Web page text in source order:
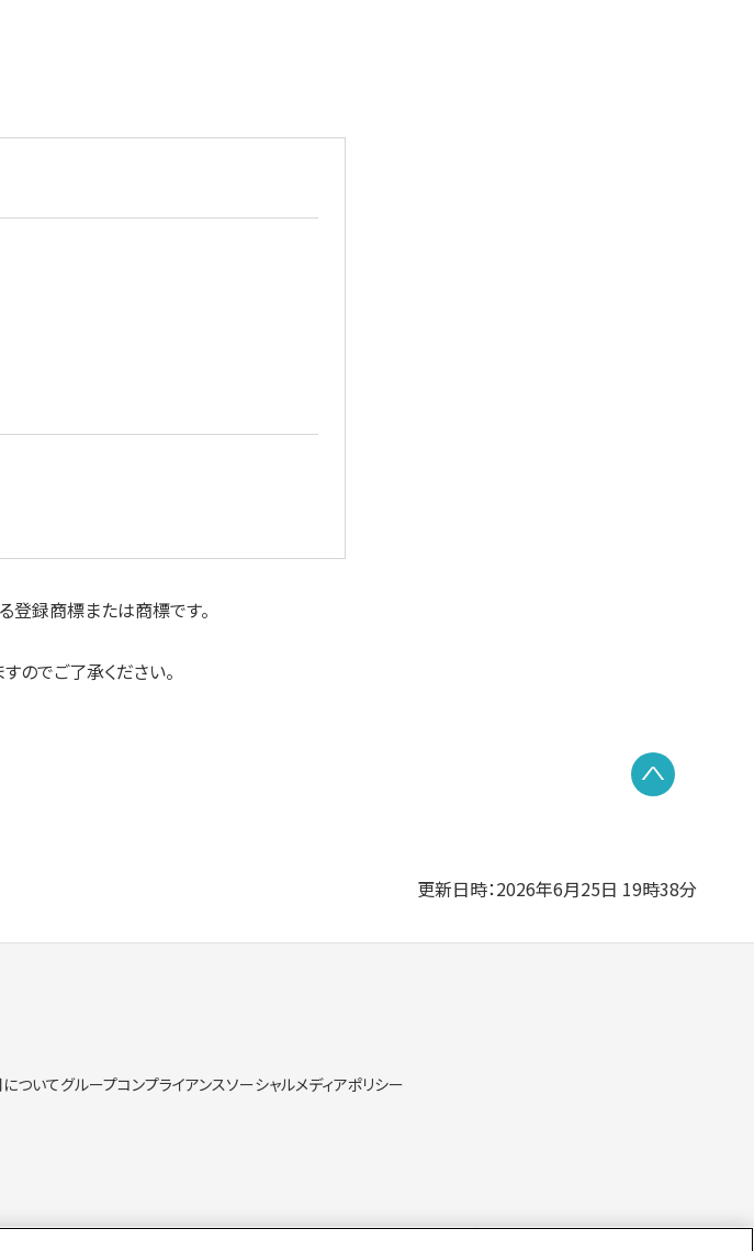
録商標または商標です。
のでご了承ください。
更新日時：2026年6月25日 19時38分
ついてグループコンプライアンスソーシャルメディアポリシー
定個人情報取り扱い方針特定個人情報の取り扱いについて当サイトのご利用にあたってサイトマップ